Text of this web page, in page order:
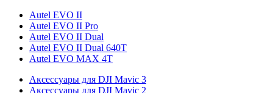
Autel EVO II
Autel EVO II Pro
Autel EVO II Dual
Autel EVO II Dual 640T
Autel EVO MAX 4T
Аксессуары для DJI Mavic 3
Аксессуары для DJI Mavic 2